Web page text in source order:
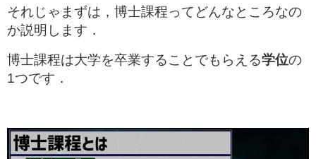
それじゃまずは，博士課程ってどんなところなの
か説明します．
博士課程は大学を卒業することでもらえる学位の
1つです．